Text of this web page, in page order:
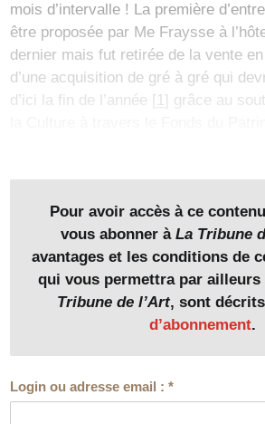
mois d’intervalle ! La première
être proposée par Me Fraysse à
dernier mais fut retirée de la vente
d’une acquisition de gré à gré qui
d’ici la fin de l’année [1] grâce au
chevaux de la basilique Saint-Marc
même saisis par les armés
Constantinople en 1204. Ces quatre
antiques ornèrent ensuite la façade
vénitienne, comme on le voit dans
Sèvres par le peintre Jean-François
de Marengo. Passés d’une capitale
Pour avoir accès à ce
vous abonner à La Tribune
avantages et les conditions de
qui vous permettra par ailleurs
Tribune de l’Art, sont
d’abonnement.
Login ou adresse email :*